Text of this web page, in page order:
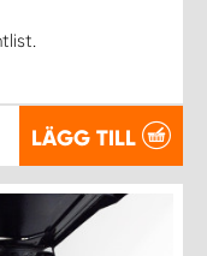
LÄGG TILL